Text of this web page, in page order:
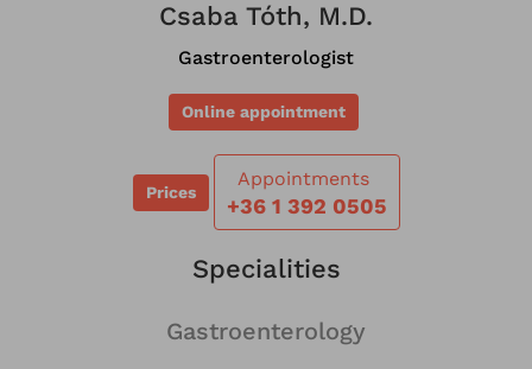
Csaba Tóth, M.D.
Gastroenterologist
Online appointment
Prices
Appointments
+36 1 392 0505
Specialities
Gastroenterology